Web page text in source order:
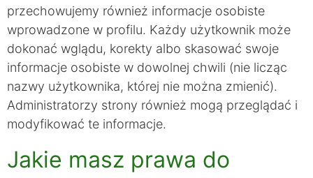
przechowujemy również informacje osobiste
wprowadzone w profilu. Każdy użytkownik może
dokonać wglądu, korekty albo skasować swoje
informacje osobiste w dowolnej chwili (nie licząc
nazwy użytkownika, której nie można zmienić).
Administratorzy strony również mogą przeglądać i
modyfikować te informacje.
Jakie masz prawa do